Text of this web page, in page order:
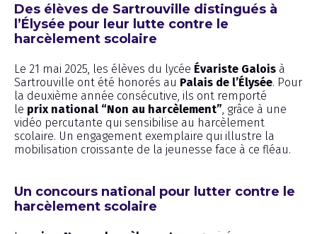
Des élèves de Sartrouville distingués à
l’Élysée pour leur lutte contre le
harcèlement scolaire
Le 21 mai 2025, les élèves du lycée Évariste Galois à
Sartrouville ont été honorés au Palais de l’Élysée. Pour
la deuxième année consécutive, ils ont remporté
le prix national “Non au harcèlement” , grâce à une
vidéo percutante qui sensibilise au harcèlement
scolaire. Un engagement exemplaire qui illustre la
mobilisation croissante de la jeunesse face à ce fléau.
Un concours national pour lutter contre le
harcèlement scolaire